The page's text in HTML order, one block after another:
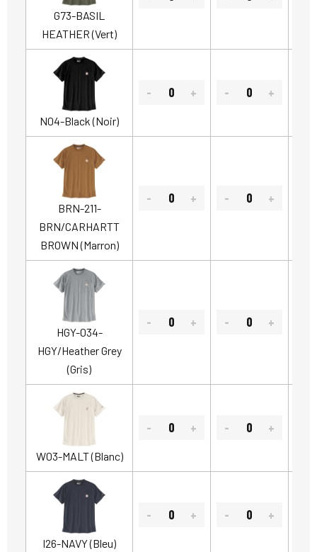
G73-BASIL
HEATHER (Vert)
N04-Black (Noir)
BRN-211-
BRN/CARHARTT
BROWN (Marron)
HGY-034-
HGY/Heather Grey
(Gris)
W03-MALT (Blanc)
I26-NAVY (Bleu)